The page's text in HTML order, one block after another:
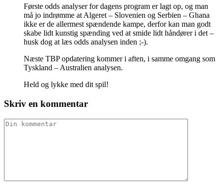
Første odds analyser for dagens program er lagt op, og man
må jo indrømme at Algeret – Slovenien og Serbien – Ghana
ikke er de allermest spændende kampe, derfor kan man godt
skabe lidt kunstig spænding ved at smide lidt håndører i det –
husk dog at læs odds analysen inden ;-).
Næste TBP opdatering kommer i aften, i samme omgang som
Tyskland – Australien analysen.
Held og lykke med dit spil!
Skriv en kommentar